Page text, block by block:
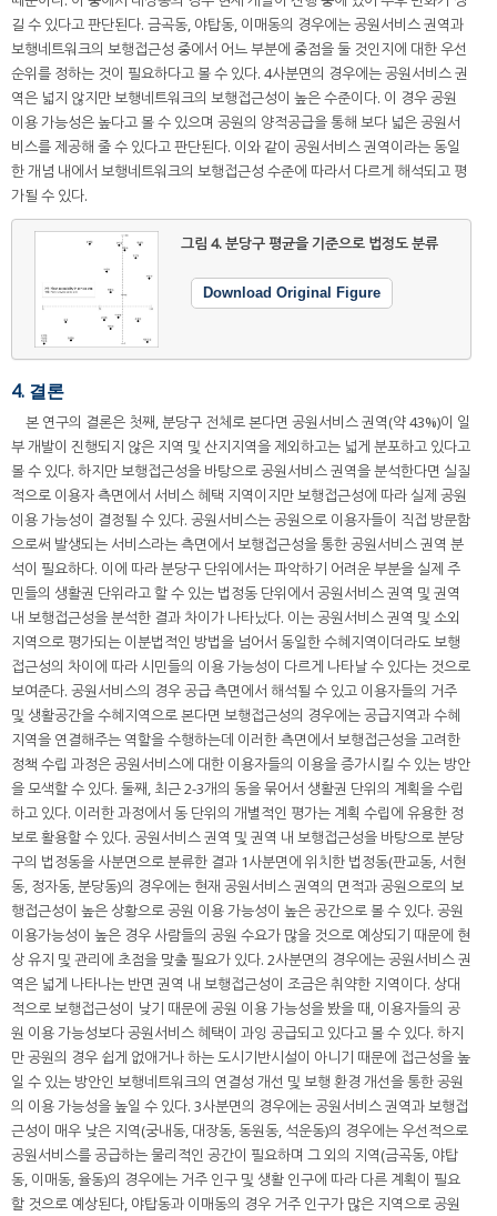
길 수 있다고 판단된다. 금곡동, 야탑동, 이매동의 경우에는 공원서비스 권역과
보행네트워크의 보행접근성 중에서 어느 부분에 중점을 둘 것인지에 대한 우선
순위를 정하는 것이 필요하다고 볼 수 있다. 4사분면의 경우에는 공원서비스 권
역은 넓지 않지만 보행네트워크의 보행접근성이 높은 수준이다. 이 경우 공원
이용 가능성은 높다고 볼 수 있으며 공원의 양적공급을 통해 보다 넓은 공원서
비스를 제공해 줄 수 있다고 판단된다. 이와 같이 공원서비스 권역이라는 동일
한 개념 내에서 보행네트워크의 보행접근성 수준에 따라서 다르게 해석되고 평
가될 수 있다.
그림 4.분당구 평균을 기준으로 법정도 분류
Download Original Figure
4. 결론
본 연구의 결론은 첫째, 분당구 전체로 본다면 공원서비스 권역(약 43%)이 일
부 개발이 진행되지 않은 지역 및 산지지역을 제외하고는 넓게 분포하고 있다고
볼 수 있다. 하지만 보행접근성을 바탕으로 공원서비스 권역을 분석한다면 실질
적으로 이용자 측면에서 서비스 혜택 지역이지만 보행접근성에 따라 실제 공원
이용 가능성이 결정될 수 있다. 공원서비스는 공원으로 이용자들이 직접 방문함
으로써 발생되는 서비스라는 측면에서 보행접근성을 통한 공원서비스 권역 분
석이 필요하다. 이에 따라 분당구 단위에서는 파악하기 어려운 부분을 실제 주
민들의 생활권 단위라고 할 수 있는 법정동 단위에서 공원서비스 권역 및 권역
내 보행접근성을 분석한 결과 차이가 나타났다. 이는 공원서비스 권역 및 소외
지역으로 평가되는 이분법적인 방법을 넘어서 동일한 수혜지역이더라도 보행
접근성의 차이에 따라 시민들의 이용 가능성이 다르게 나타날 수 있다는 것으로
보여준다. 공원서비스의 경우 공급 측면에서 해석될 수 있고 이용자들의 거주
및 생활공간을 수혜지역으로 본다면 보행접근성의 경우에는 공급지역과 수혜
지역을 연결해주는 역할을 수행하는데 이러한 측면에서 보행접근성을 고려한
정책 수립 과정은 공원서비스에 대한 이용자들의 이용을 증가시킬 수 있는 방안
을 모색할 수 있다. 둘째, 최근 2-3개의 동을 묶어서 생활권 단위의 계획을 수립
하고 있다. 이러한 과정에서 동 단위의 개별적인 평가는 계획 수립에 유용한 정
보로 활용할 수 있다. 공원서비스 권역 및 권역 내 보행접근성을 바탕으로 분당
구의 법정동을 사분면으로 분류한 결과 1사분면에 위치한 법정동(판교동, 서현
동, 정자동, 분당동)의 경우에는 현재 공원서비스 권역의 면적과 공원으로의 보
행접근성이 높은 상황으로 공원 이용 가능성이 높은 공간으로 볼 수 있다. 공원
이용가능성이 높은 경우 사람들의 공원 수요가 많을 것으로 예상되기 때문에 현
상 유지 및 관리에 초점을 맞출 필요가 있다. 2사분면의 경우에는 공원서비스 권
역은 넓게 나타나는 반면 권역 내 보행접근성이 조금은 취약한 지역이다. 상대
적으로 보행접근성이 낮기 때문에 공원 이용 가능성을 봤을 때, 이용자들의 공
원 이용 가능성보다 공원서비스 혜택이 과잉 공급되고 있다고 볼 수 있다. 하지
만 공원의 경우 쉽게 없애거나 하는 도시기반시설이 아니기 때문에 접근성을 높
일 수 있는 방안인 보행네트워크의 연결성 개선 및 보행 환경 개선을 통한 공원
의 이용 가능성을 높일 수 있다. 3사분면의 경우에는 공원서비스 권역과 보행접
근성이 매우 낮은 지역(궁내동, 대장동, 동원동, 석운동)의 경우에는 우선적으로
공원서비스를 공급하는 물리적인 공간이 필요하며 그 외의 지역(금곡동, 야탑
동, 이매동, 율동)의 경우에는 거주 인구 및 생활 인구에 따라 다른 계획이 필요
할 것으로 예상된다, 야탑동과 이매동의 경우 거주 인구가 많은 지역으로 공원